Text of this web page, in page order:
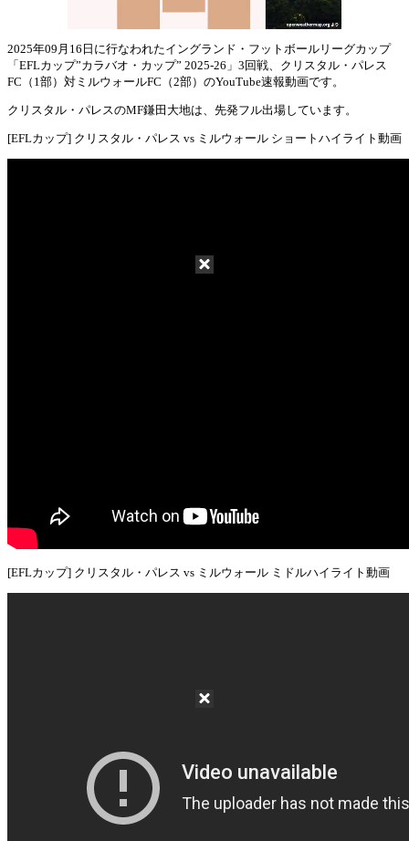
Mute
2025年09月16日に行なわれたイングランド・フットボールリーグカップ
「EFLカップ”カラバオ・カップ” 2025-26」3回戦、クリスタル・パレス
FC（1部）対ミルウォールFC（2部）のYouTube速報動画です。
クリスタル・パレスのMF鎌田大地は、先発フル出場しています。
[EFLカップ] クリスタル・パレス vs ミルウォール ショートハイライト動画
[EFLカップ] クリスタル・パレス vs ミルウォール ミドルハイライト動画